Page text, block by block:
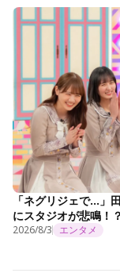
「ネグリジェで…」
にスタジオが悲鳴！
2026/8/3 エンタメ